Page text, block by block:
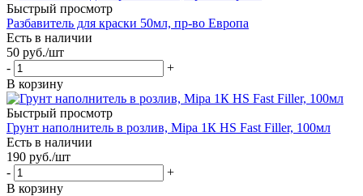
Быстрый просмотр
Разбавитель для краски 50мл, пр-во Европа
Есть в наличии
50 руб./шт
-
+
В корзину
Быстрый просмотр
Грунт наполнитель в розлив, Mipa 1К HS Fast Filler, 100мл
Есть в наличии
190 руб./шт
-
+
В корзину